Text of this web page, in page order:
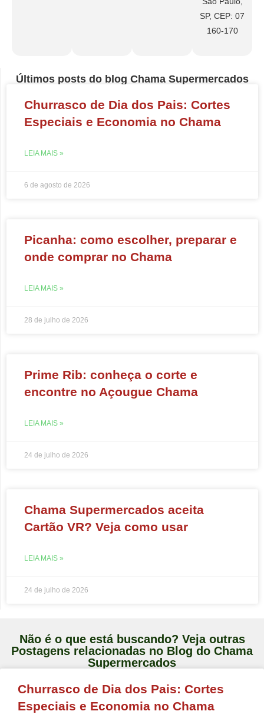
SP, CEP: 07
160-170
Últimos posts do blog Chama Supermercados
Churrasco de Dia dos Pais: Cortes
Especiais e Economia no Chama
LEIA MAIS »
6 de agosto de 2026
Picanha: como escolher, preparar e
onde comprar no Chama
LEIA MAIS »
28 de julho de 2026
Prime Rib: conheça o corte e
encontre no Açougue Chama
LEIA MAIS »
24 de julho de 2026
Chama Supermercados aceita
Cartão VR? Veja como usar
LEIA MAIS »
24 de julho de 2026
Não é o que está buscando? Veja outras
Postagens relacionadas no Blog do Chama
Supermercados
Churrasco de Dia dos Pais: Cortes
Especiais e Economia no Chama